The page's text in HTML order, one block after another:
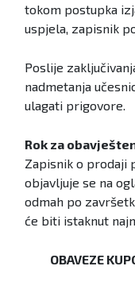
tokom postupka
uspjela, zapisnik
Poslije
nadmetanja
ulagati prigovore.
Rok za
Zapisnik o prodaji
objavljuje se na
odmah po
će biti istaknut
OBAVEZE